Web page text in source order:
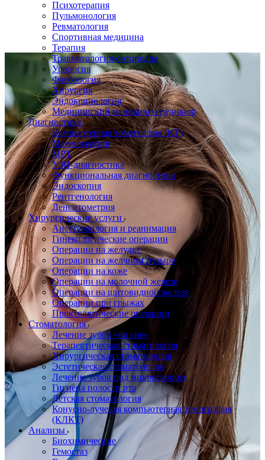
Психотерапия
Пульмонология
Ревматология
Спортивная медицина
Терапия
Травматология-ортопедия
Урология
Флебология
Хирургия
Эндокринология
Медицинский маникюр и педикюр
Диагностика
Компьютерная томография (КТ)
Маммография
МРТ
УЗИ-диагностика
Функциональная диагностика
Эндоскопия
Рентгенология
Денситометрия
Хирургические услуги
Анестезиология и реанимация
Гинекологические операции
Операции на желудке
Операции на желчном пузыре
Операции на коже
Операции на молочной железе
Операции на щитовидной железе
Операции при грыжах
Проктологические операции
Стоматология
Лечение зубов «во сне»
Терапевтическая стоматология
Хирургическая стоматология
Эстетическая стоматология
Лечение зубов под микроскопом
Гигиена полости рта
Детская стоматология
Конусно-лучевая компьютерная томография
(КЛКТ)
Анализы
Биохимические
Гемостаз